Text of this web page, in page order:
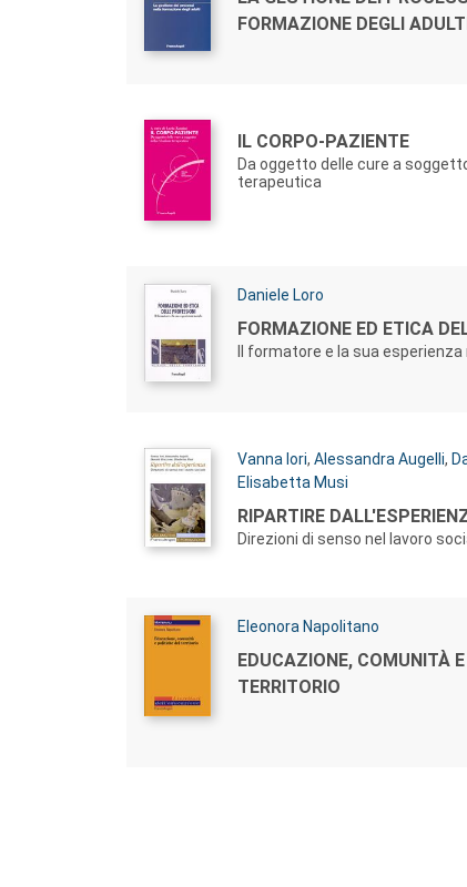
FORMAZIONE DEGLI
Autori:
Titolo:
IL CORPO-PAZIENTE
Da oggetto delle cure a
terapeutica
Autori:
Daniele Loro
Titolo:
FORMAZIONE ED ETICA
Il formatore e la sua esperienza
Autori:
Vanna Iori, Alessandra Augelli,
Elisabetta Musi
Titolo:
RIPARTIRE
Direzioni di senso nel lavoro
Autori:
Eleonora Napolitano
Titolo:
EDUCAZIONE, COMUNITÀ
TERRITORIO